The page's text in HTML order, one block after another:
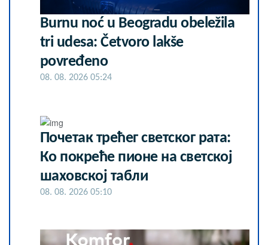
Burnu noć u Beogradu obeležila
tri udesa: Četvoro lakše
povređeno
08. 08. 2026 05:24
Почетак трећег светског рата:
Ко покреће пионе на светској
шаховској табли
08. 08. 2026 05:10